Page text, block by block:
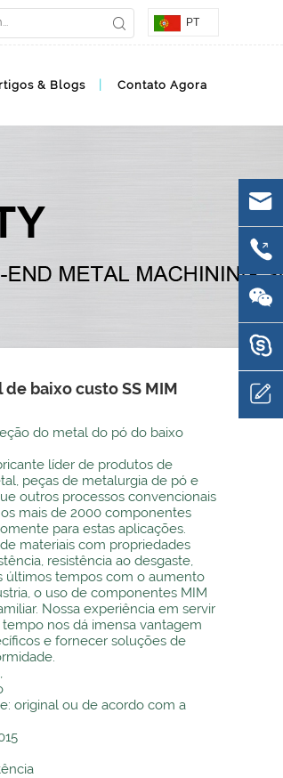
PT
& Blogs Contato Agora
baixo custo SS MIM
do metal do pó do baixo
líder de produtos de
peças de metalurgia de pó e
outros processos convencionais
mais de 2000 componentes
para estas aplicações.
materiais com propriedades
resistência ao desgaste,
últimos tempos com o aumento
o uso de componentes MIM
Nossa experiência em servir
nos dá imensa vantagem
e fornecer soluções de
original ou de acordo com a